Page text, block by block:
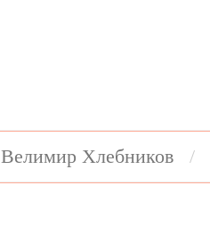
Велимир Хлебников